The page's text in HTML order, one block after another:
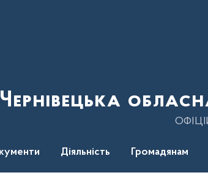
Чернівецька
Діяльність Громадянам